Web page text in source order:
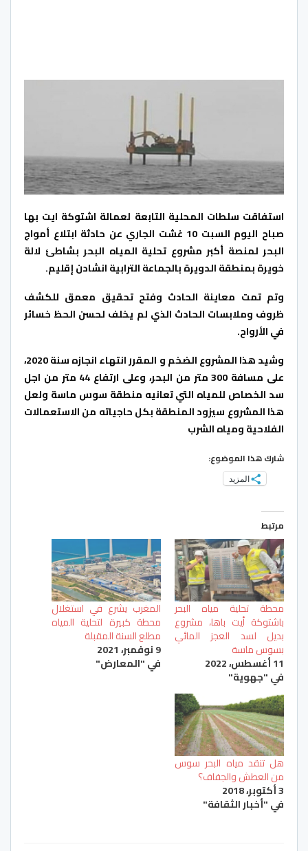
استفاقت سلطات المحلية التابعة لعمالة اشتوكة ايت بها
صباح اليوم السبت 10 غشت الجاري عن حادثة ابتلاع أمواج
البحر لمنصة أكبر مشروع تحلية المياه البحر بشاطئ لالة
خويرة بمنطقة الدويرة بالجماعة الترابية انشادن إقليم.
وتم تمت معاينة الحادث وفتح تحقيق معمق للكشف
ظروف وملابسات الحادث الذي لم يخلف لحسن الحظ خسائر
في الأرواح.
وشيد هذا المشروع الضخم و المقرر انتهاء انجازه سنة 2020،
على مسافة 300 متر من البحر، وعلى ارتفاع 44 متر من اجل
سد الخصاص للمياه التي تعانيه منطقة سوس ماسة ولعل
هذا المشروع سيزود المنطقة بكل حاجياته من الاستعمالات
الفلاحية ومياه الشرب
شارك هذا الموضوع:
المزيد
مرتبط
محطة تحلية مياه البحر
باشتوكة أيت باها، مشروع
بديل لسد العجز المائي
بسوس ماسة
11 أغسطس، 2022
في "جهوية"
المغرب يشرع في استغلال
محطة كبيرة لتحلية المياه
مطلع السنة المقبلة
9 نوفمبر، 2021
في "المعارض"
هل تنقد مياه البحر سوس
من العطش والجفاف؟
3 أكتوبر، 2018
في "أخبار الثقافة"